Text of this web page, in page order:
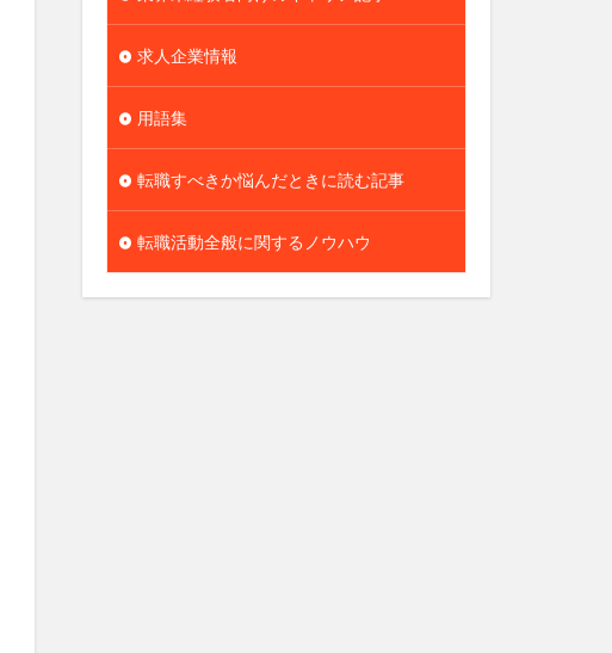
求人企業情報
用語集
転職すべきか悩んだときに読む記事
転職活動全般に関するノウハウ